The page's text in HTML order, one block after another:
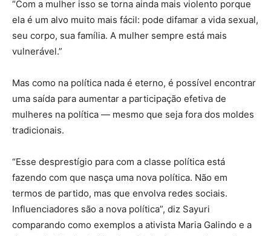
“Com a mulher isso se torna ainda mais violento porque
ela é um alvo muito mais fácil: pode difamar a vida sexual,
seu corpo, sua família. A mulher sempre está mais
vulnerável.”
Mas como na política nada é eterno, é possível encontrar
uma saída para aumentar a participação efetiva de
mulheres na política — mesmo que seja fora dos moldes
tradicionais.
“Esse desprestígio para com a classe política está
fazendo com que nasça uma nova política. Não em
termos de partido, mas que envolva redes sociais.
Influenciadores são a nova política”, diz Sayuri
comparando como exemplos a ativista Maria Galindo e a